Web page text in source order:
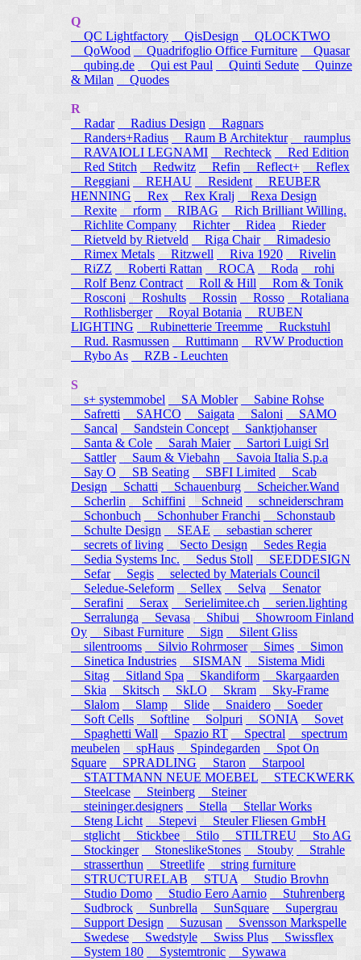
Q
QC Lightfactory
QisDesign
QLOCKTWO
QoWood Quadrifoglio Office Furniture
Quasar
qubing.de
Qui est Paul Quinti Sedute
Quinze
& Milan
Quodes
R
Radar
Radius Design
Ragnars
Randers+Radius
Raum B Architektur raumplus
RAVAIOLI LEGNAMI
Rechteck
Red Edition
Red Stitch
Redwitz Refin Reflect+
Reflex
Reggiani
REHAU Resident
REUBER
HENNING
Rex Rex Kralj
Rexa Design
Rexite
rform RIBAG
Rich Brilliant Willing.
Richlite Company
Richter Ridea
Rieder
Rietveld by Rietveld
Riga Chair
Rimadesio
Rimex Metals
Ritzwell Riva 1920
Rivelin
RiZZ
Roberti Rattan ROCA Roda
rohi
Rolf Benz Contract
Roll & Hill
Rom & Tonik
Rosconi Roshults Rossin Rosso
Rotaliana
Rothlisberger
Royal Botania
RUBEN
LIGHTING
Rubinetterie Treemme
Ruckstuhl
Rud. Rasmussen
Ruttimann
RVW Production
Rybo As
RZB - Leuchten
S
s+ systemmobel
SA Mobler
Sabine Rohse
Safretti
SAHCO Saigata Saloni
SAMO
Sancal
Sandstein Concept
Sanktjohanser
Santa & Cole
Sarah Maier
Sartori Luigi Srl
Sattler
Saum & Viebahn
Savoia Italia S.p.a
Say O
SB Seating SBFI Limited
Scab
Design
Schatti Schauenburg
Scheicher.Wand
Scherlin
Schiffini Schneid
schneiderschram
Schonbuch
Schonhuber Franchi
Schonstaub
Schulte Design
SEAE
sebastian scherer
secrets of living
Secto Design
Sedes Regia
Sedia Systems Inc.
Sedus Stoll
SEEDDESIGN
Sefar
Segis
selected by Materials Council
Seledue-Seleform
Sellex Selva
Senator
Serafini
Serax Serielimitee.ch
serien.lighting
Serralunga
Sevasa Shibui
Showroom Finland
Oy
Sibast Furniture Sign
Silent Gliss
silentrooms
Silvio Rohrmoser Simes Simon
Sinetica Industries
SISMAN
Sistema Midi
Sitag
Sitland Spa Skandiform
Skargaarden
Skia
Skitsch SkLO Skram
Sky-Frame
Slalom
Slamp Slide Snaidero
Soeder
Soft Cells
Softline Solpuri SONIA
Sovet
Spaghetti Wall
Spazio RT Spectral
spectrum
meubelen
spHaus Spindegarden
Spot On
Square
SPRADLING Staron
Starpool
STATTMANN NEUE MOEBEL
STECKWERK
Steelcase
Steinberg
Steiner
steininger.designers
Stella Stellar Works
Steng Licht
Stepevi
Steuler Fliesen GmbH
stglicht
Stickbee Stilo STILTREU
Sto AG
Stockinger
StoneslikeStones Stouby
Strahle
strasserthun
Streetlife
string furniture
STRUCTURELAB
STUA
Studio Brovhn
Studio Domo
Studio Eero Aarnio
Stuhrenberg
Sudbrock
Sunbrella SunSquare
Supergrau
Support Design
Suzusan
Svensson Markspelle
Swedese
Swedstyle Swiss Plus
Swissflex
System 180
Systemtronic Sywawa